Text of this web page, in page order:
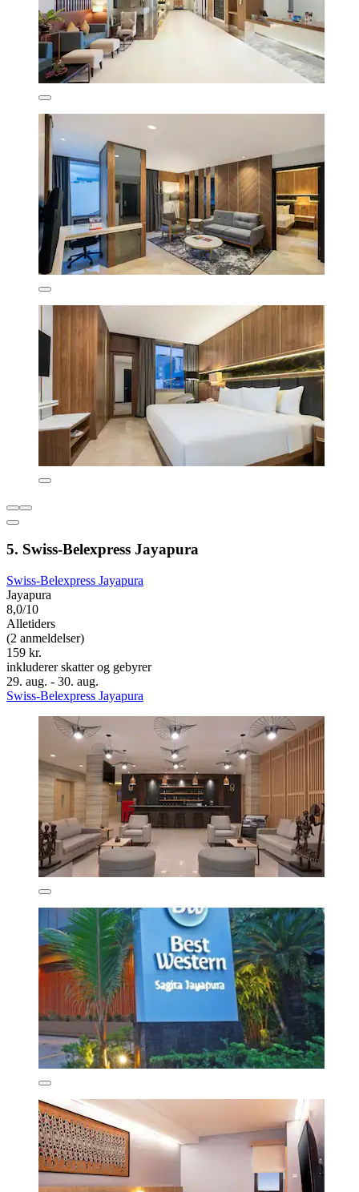
5. Swiss-Belexpress Jayapura
Swiss-Belexpress Jayapura
Jayapura
8,0/10
Alletiders
(2 anmeldelser)
159 kr.
inkluderer skatter og gebyrer
29. aug. - 30. aug.
Swiss-Belexpress Jayapura